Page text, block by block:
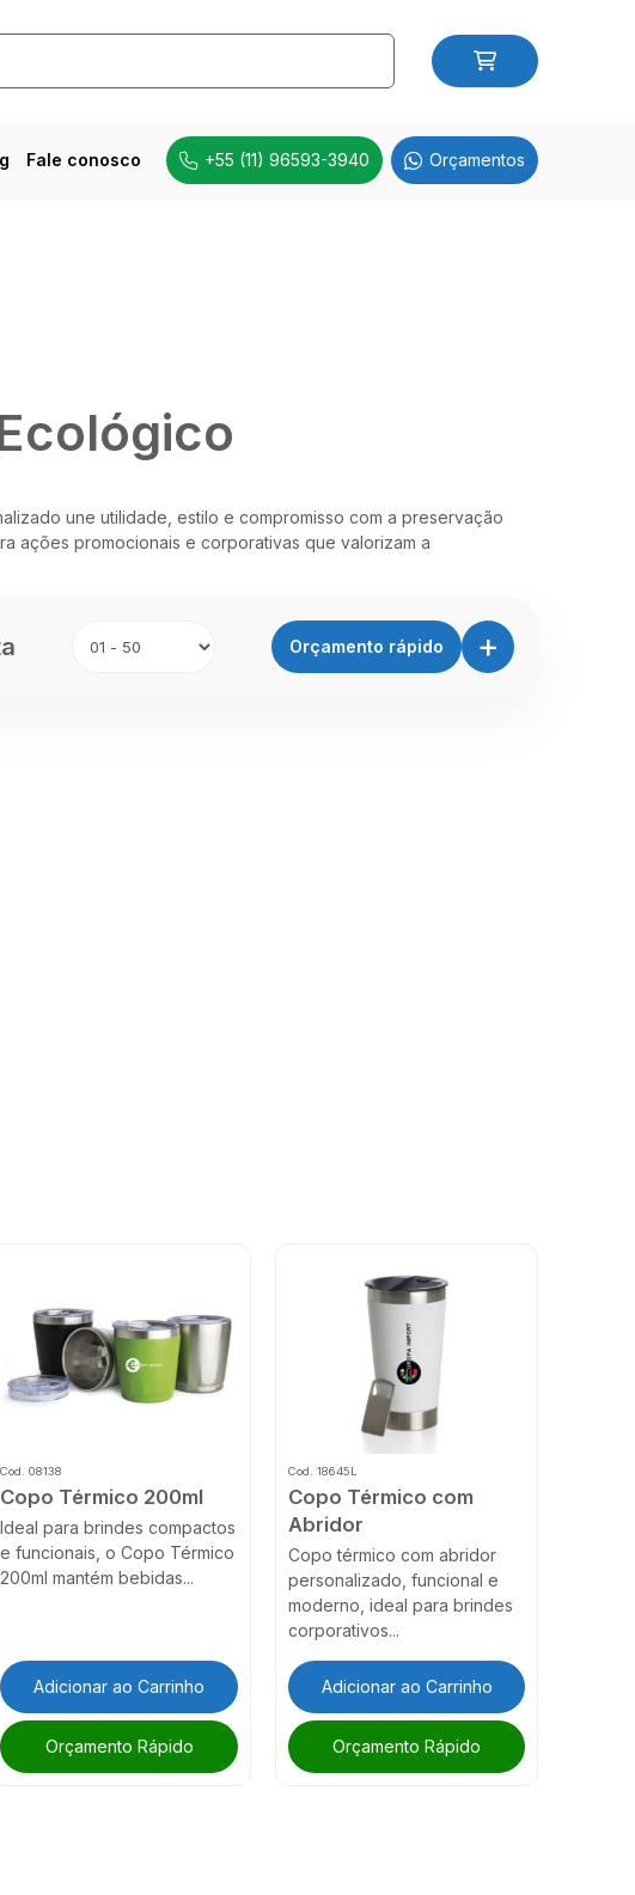
Fale conosco +55 (11) 96593-3940 Orçamentos
une utilidade, estilo e compromisso com a preservação
ações promocionais e corporativas que valorizam a
Orçamento rápido +
Cod. 08138
Copo Térmico 200ml
Ideal para brindes compactos
e funcionais, o Copo Térmico
200ml mantém bebidas...
Adicionar ao Carrinho
Orçamento Rápido
Cod. 18645L
Copo Térmico com
Abridor
Copo térmico com abridor
personalizado, funcional e
moderno, ideal para brindes
corporativos...
Adicionar ao Carrinho
Orçamento Rápido